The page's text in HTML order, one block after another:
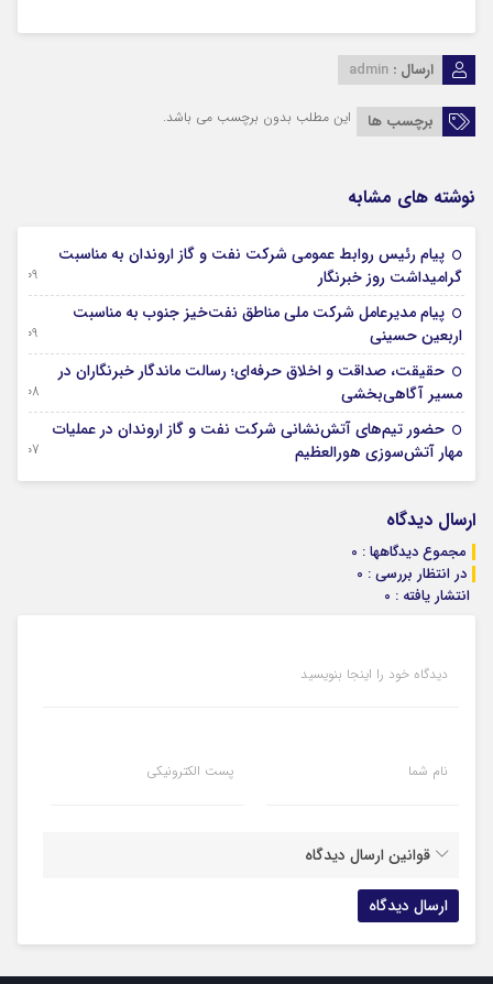
ارسال : admin
برچسب ها این مطلب بدون برچسب می باشد.
نوشته های مشابه
پیام رئیس روابط عمومی شركت نفت و گاز اروندان به مناسبت
گرامیداشت روز خبرنگار
09 آگوست 2026
پیام مدیرعامل شركت ملی مناطق نفت‌خیز جنوب به مناسبت
اربعین حسینی
09 آگوست 2026
حقیقت، صداقت و اخلاق حرفه‌ای؛ رسالت ماندگار خبرنگاران در
مسیر آگاهی‌بخشی
08 آگوست 2026
حضور تیم‌های آتش‌نشانی شركت نفت و گاز اروندان در عملیات
مهار آتش‌سوزی هورالعظیم
07 آگوست 2026
ارسال دیدگاه
مجموع دیدگاهها : 0
در انتظار بررسی : 0
انتشار یافته : 0
دیدگاه خود را اینجا بنویسید
نام شما پست الکترونیکی
قوانین ارسال دیدگاه